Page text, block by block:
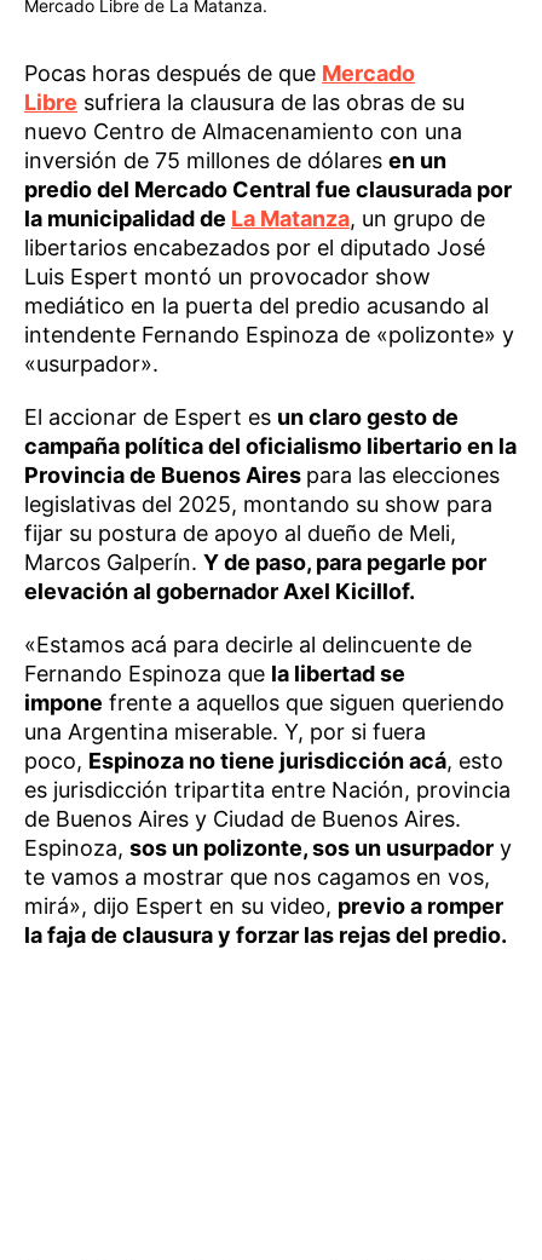
Mercado Libre de La Matanza.
Pocas horas después de que Mercado
Libre sufriera la clausura de las obras de su
nuevo Centro de Almacenamiento con una
inversión de 75 millones de dólares en un
predio del Mercado Central fue clausurada por
la municipalidad de La Matanza, un grupo de
libertarios encabezados por el diputado José
Luis Espert montó un provocador show
mediático en la puerta del predio acusando al
intendente Fernando Espinoza de «polizonte» y
«usurpador».
El accionar de Espert es un claro gesto de
campaña política del oficialismo libertario en la
Provincia de Buenos Aires para las elecciones
legislativas del 2025, montando su show para
fijar su postura de apoyo al dueño de Meli,
Marcos Galperín. Y de paso, para pegarle por
elevación al gobernador Axel Kicillof.
«Estamos acá para decirle al delincuente de
Fernando Espinoza que la libertad se
impone frente a aquellos que siguen queriendo
una Argentina miserable. Y, por si fuera
poco, Espinoza no tiene jurisdicción acá, esto
es jurisdicción tripartita entre Nación, provincia
de Buenos Aires y Ciudad de Buenos Aires.
Espinoza, sos un polizonte, sos un usurpador y
te vamos a mostrar que nos cagamos en vos,
mirá», dijo Espert en su video, previo a romper
la faja de clausura y forzar las rejas del predio.